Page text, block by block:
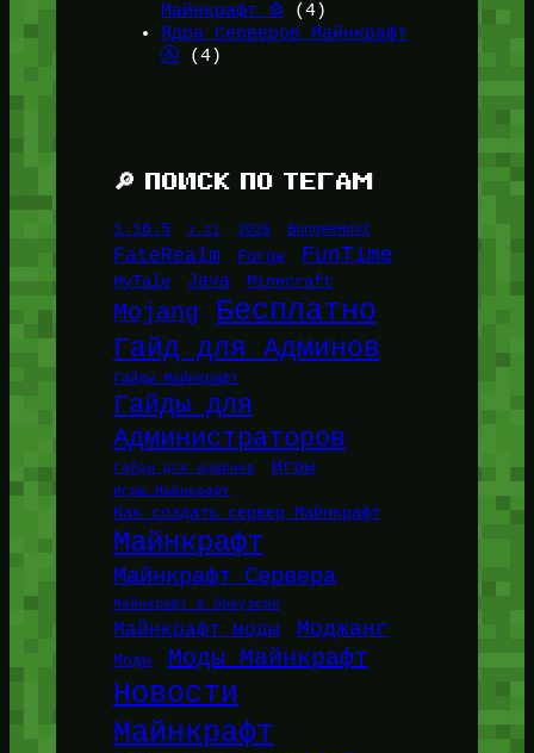
Майнкрафт ⚙️ (4)
Ядра Серверов Майнкрафт
🚰(4)
🔎 ПОИСК ПО ТЕГАМ
1.16.5 1.21 2026 BungeeHost
FateRealm Forge FunTime
HyTale Java Minecraft
Mojang Бесплатно
Гайд для Админов
Гайды Майнкрафт
Гайды для
Администраторов
Гайды для админов Игры
Игры Майнкрафт
Как создать сервер Майнкрафт
Майнкрафт
Майнкрафт Сервера
Майнкрафт в браузере
Майнкрафт моды Моджанг
Моды Моды Майнкрафт
Новости
Майнкрафт